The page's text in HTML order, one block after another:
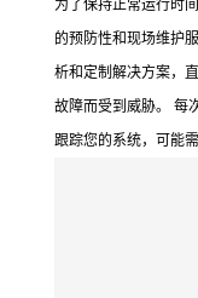
为了保持正常运行时
的预防性和现场维护
析和定制解决方案，
故障而受到威胁。 每
跟踪您的系统，可能